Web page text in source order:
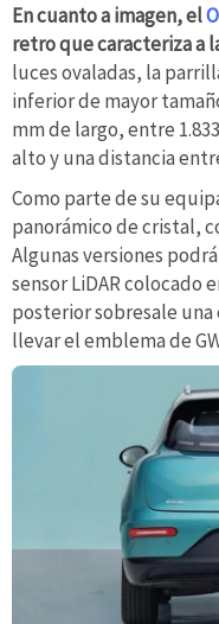
En cuanto a imagen, el
retro que caracteriza a
luces ovaladas, la
inferior de mayor
mm de largo, entre
alto y una distancia
Como parte de su
panorámico de cristal,
Algunas versiones
sensor LiDAR colocado
posterior sobresale
llevar el emblema de